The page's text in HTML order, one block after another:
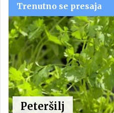
Trenutno se presaja
Peteršilj